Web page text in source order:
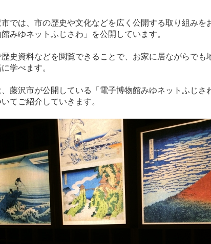
では、市の歴史や文化などを広く公開する取り組みを
みゆネットふじさわ」を公開しています。
史資料などを閲覧できることで、お家に居ながらでも
学べます。
藤沢市が公開している「電子博物館みゆネットふじさ
てご紹介していきます。